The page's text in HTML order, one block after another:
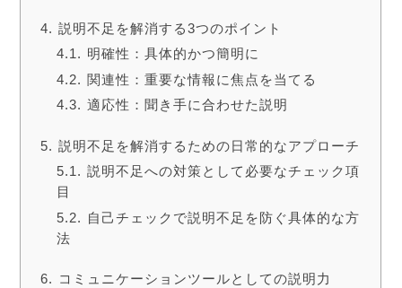
説明不足を解消する3つのポイント
明確性：具体的かつ簡明に
関連性：重要な情報に焦点を当てる
適応性：聞き手に合わせた説明
説明不足を解消するための日常的なアプローチ
説明不足への対策として必要なチェック項
目
自己チェックで説明不足を防ぐ具体的な方
法
コミュニケーションツールとしての説明力